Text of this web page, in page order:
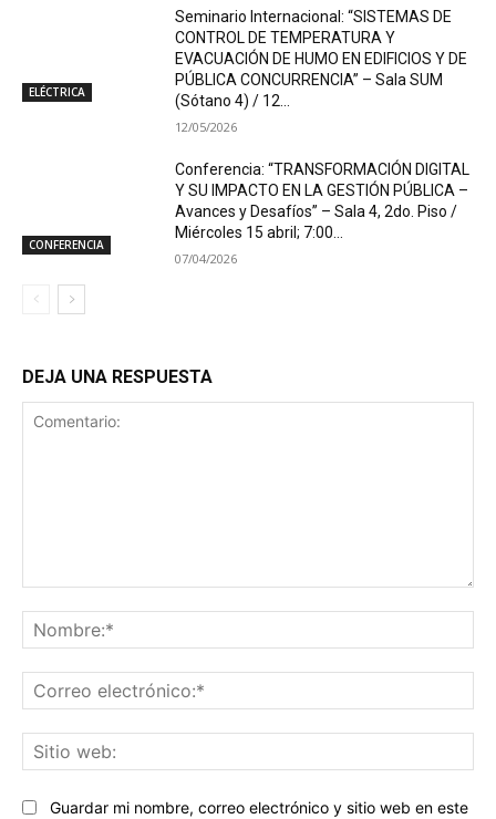
ELÉCTRICA
Seminario Internacional: “SISTEMAS DE
CONTROL DE TEMPERATURA Y
EVACUACIÓN DE HUMO EN EDIFICIOS Y DE
PÚBLICA CONCURRENCIA” – Sala SUM
(Sótano 4) / 12...
12/05/2026
CONFERENCIA
Conferencia: “TRANSFORMACIÓN DIGITAL
Y SU IMPACTO EN LA GESTIÓN PÚBLICA –
Avances y Desafíos” – Sala 4, 2do. Piso /
Miércoles 15 abril; 7:00...
07/04/2026
DEJA UNA RESPUESTA
Guardar mi nombre, correo electrónico y sitio web en este